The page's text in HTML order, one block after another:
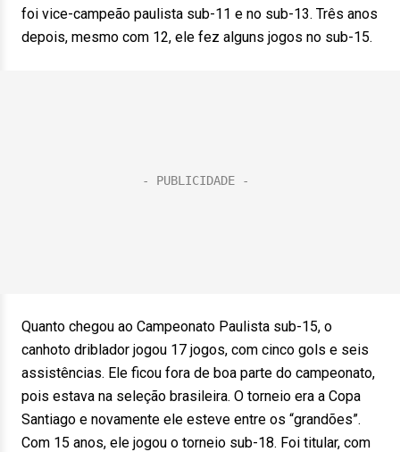
foi vice-campeão paulista sub-11 e no sub-13. Três anos
depois, mesmo com 12, ele fez alguns jogos no sub-15.
Quanto chegou ao Campeonato Paulista sub-15, o
canhoto driblador jogou 17 jogos, com cinco gols e seis
assistências. Ele ficou fora de boa parte do campeonato,
pois estava na seleção brasileira. O torneio era a Copa
Santiago e novamente ele esteve entre os “grandões”.
Com 15 anos, ele jogou o torneio sub-18. Foi titular, com